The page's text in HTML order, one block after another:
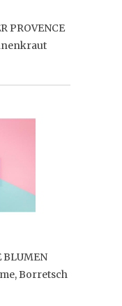
PROVENCE
BLUMEN
Borretsch